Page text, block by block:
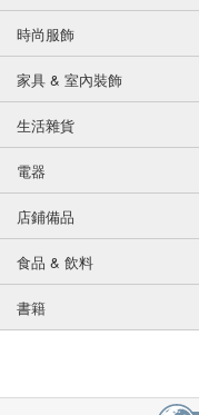
時尚服飾
家具 & 室內裝飾
生活雜貨
電器
店鋪備品
食品 & 飲料
書籍